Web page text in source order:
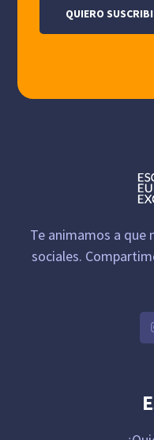
Te animamos a que
sociales.